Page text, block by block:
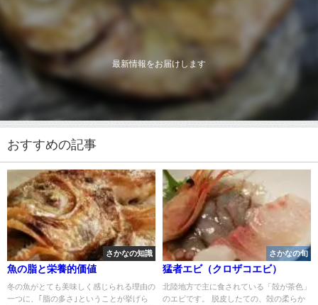
最新情報をお届けします
おすすめの記事
さかなの知識
魚の脂と栄養的価値
冬の魚がとても美味しく感じられる理由の
一つに、｢脂の多さ｣ということが挙げら
さかなの旬
猛者エビ（クロザコエビ）
北陸地方で主に食されている「殻が茶色」
のエビです。 脱皮したての、殻の柔らか